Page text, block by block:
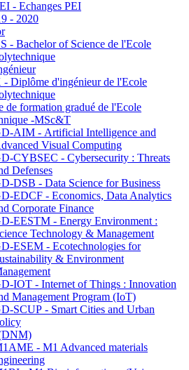
- Echanges PEI
- 2020
- Bachelor of Science de l'Ecole
- Diplôme d'ingénieur de l'Ecole
de formation gradué de l'Ecole
-MSc&T
AIM - Artificial Intelligence and
Visual Computing
CYBSEC - Cybersecurity : Threats
Defenses
DSB - Data Science for Business
EDCF - Economics, Data Analytics
Corporate Finance
EESTM - Energy Environment :
Technology & Management
ESEM - Ecotechnologies for
& Environment
IOT - Internet of Things : Innovation
Management Program (IoT)
SCUP - Smart Cities and Urban
- M1 Advanced materials